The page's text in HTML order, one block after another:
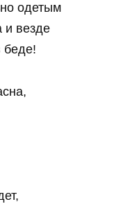
одетым
и везде
беде!